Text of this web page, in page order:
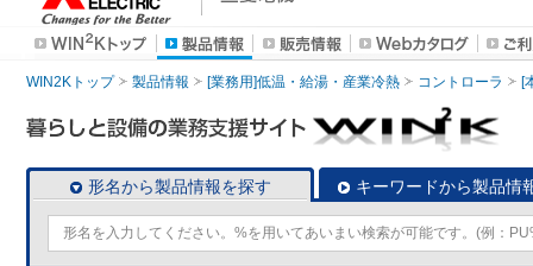
WIN2Kトップ 製品情報 [業務用]低温・給湯・産業冷熱 コントローラ [
形名から製品情報を探す キーワードから製品情